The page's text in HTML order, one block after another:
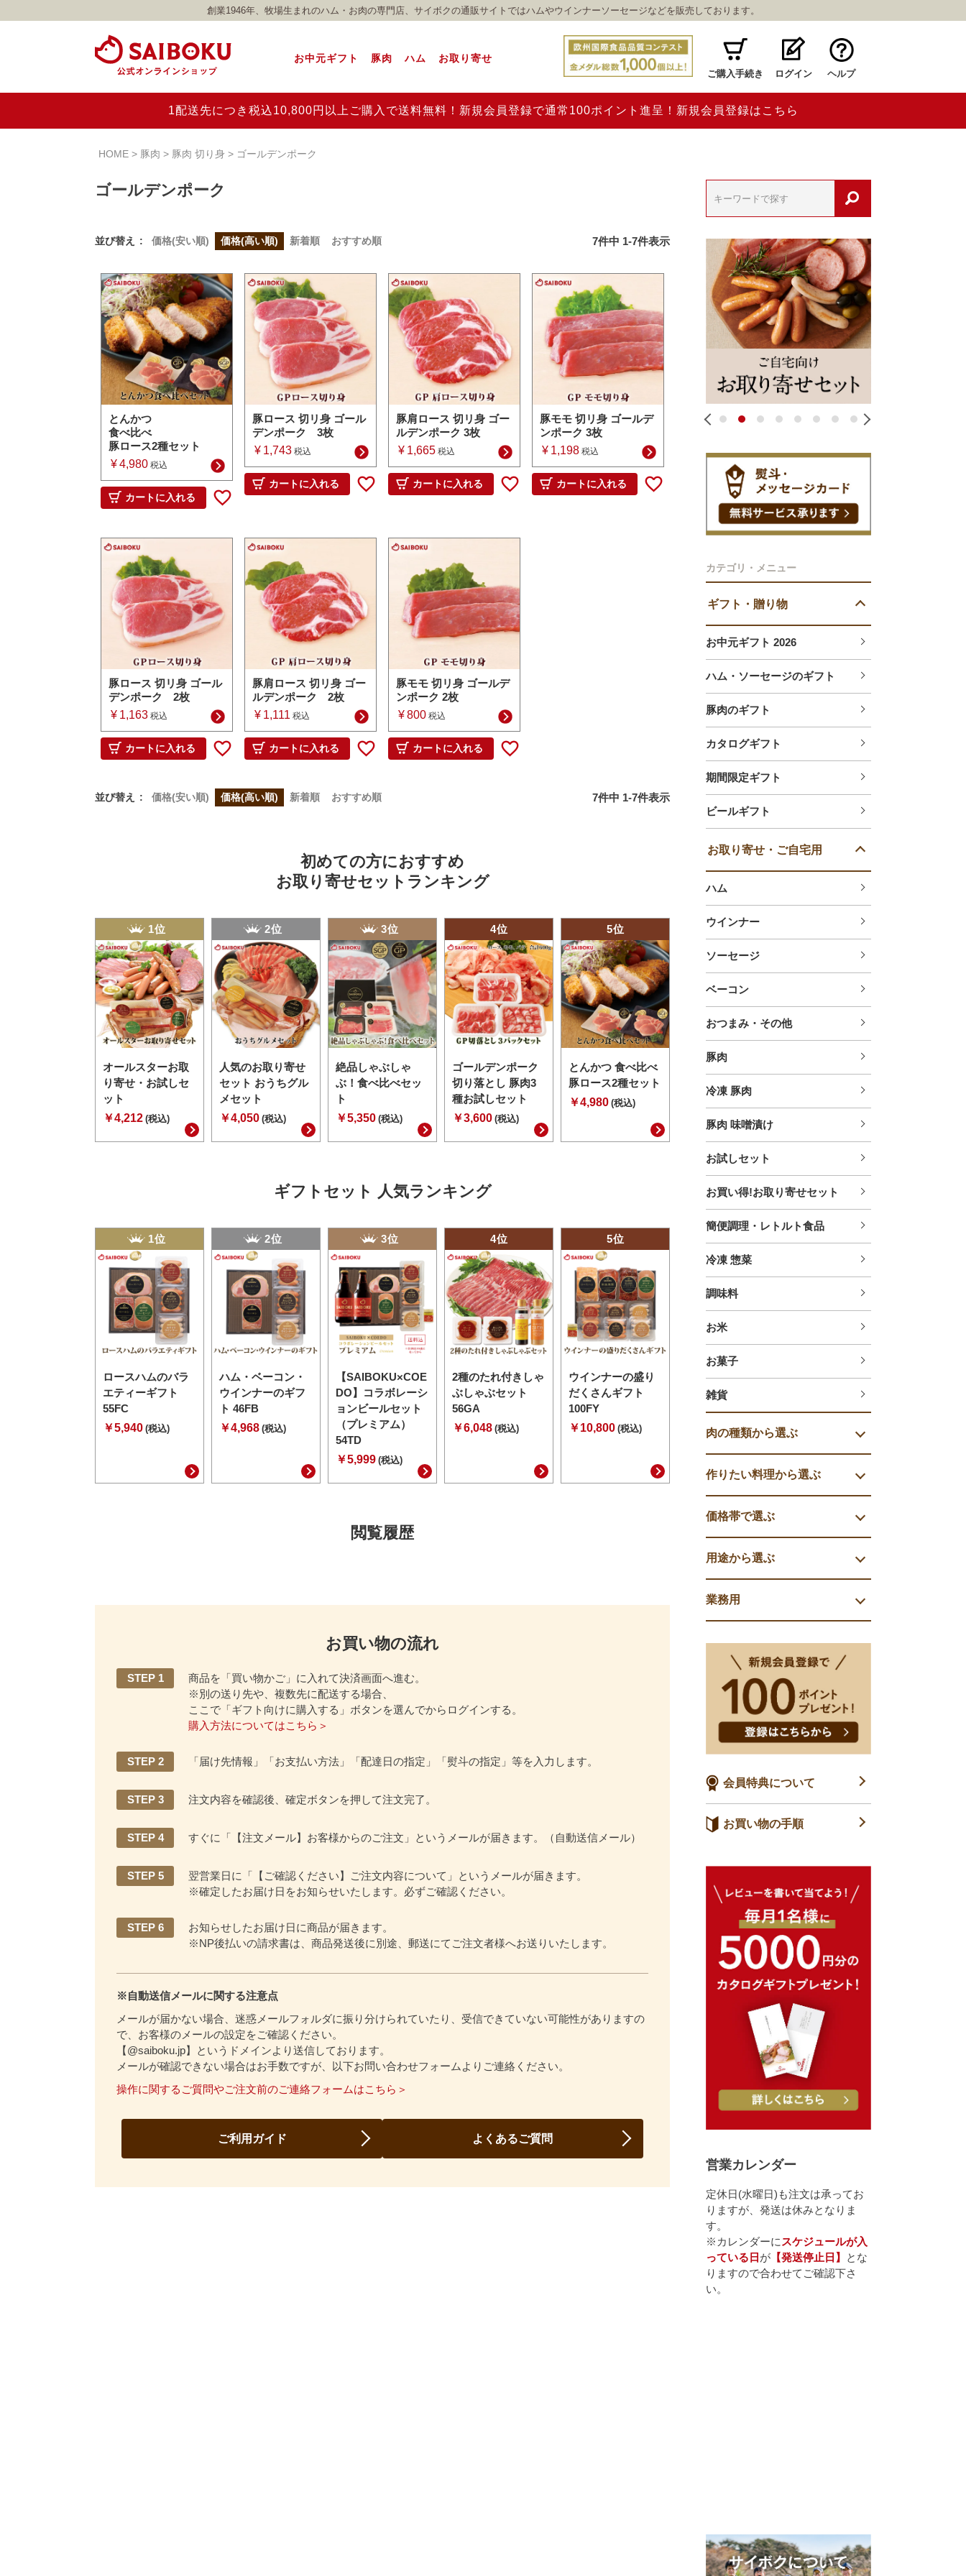
創業1946年、牧場生まれのハム・お肉の専門店、サイボクの通販サイトではハムやウインナーソーセージなどを販売しております。
お中元ギフト 豚肉 ハム お取り寄せ
ご購入手続き ログイン ヘルプ
1配送先につき税込10,800円以上ご購入で送料無料！新規会員登録で通常100ポイント進呈！新規会員登録はこちら
HOME 豚肉 豚肉 切り身 ゴールデンポーク
カテゴリ・メニュー
ギフト・贈り物
お中元ギフト 2026
ハム・ソーセージのギフト
豚肉のギフト
カタログギフト
期間限定ギフト
ビールギフト
お取り寄せ・ご自宅用
ハム
ウインナー
ソーセージ
ベーコン
おつまみ・その他
豚肉
冷凍 豚肉
豚肉 味噌漬け
お試しセット
お買い得!お取り寄せセット
簡便調理・レトルト食品
冷凍 惣菜
調味料
お米
お菓子
雑貨
肉の種類から選ぶ
作りたい料理から選ぶ
価格帯で選ぶ
用途から選ぶ
業務用
会員特典について
お買い物の手順
営業カレンダー
定休日(水曜日)も注文は承ってお
りますが、発送は休みとなりま
す。
※カレンダーに スケジュールが入
っている日 が 【発送停止日】
とな
りますので合わせてご確認下さ
い。
ゴールデンポーク
並び替え 価格(安い順) 価格(高い順) 新着順 おすすめ順 7件中 1-7件表示
とんかつ
食べ比べ
豚ロース2種セット
¥4,980 税込
カートに入れる
豚ロース 切リ身 ゴール
デンポーク 3枚
¥ 1,743 税込
カートに入れる
豚肩ロース 切リ身 ゴー
ルデンポーク 3枚
¥ 1,665 税込
カートに入れる
豚モモ 切リ身 ゴールデ
ンポーク 3枚
¥ 1,198 税込
カートに入れる
豚ロース 切リ身 ゴール
デンポーク 2枚
¥ 1,163 税込
カートに入れる
豚肩ロース 切リ身 ゴー
ルデンポーク 2枚
¥ 1,111 税込
カートに入れる
豚モモ 切リ身 ゴールデ
ンポーク 2枚
¥800 税込
カートに入れる
並び替え 価格(安い順) 価格(高い順) 新着順 おすすめ順 7件中 1-7件表示
初めての方におすすめ
お取り寄せセットランキング
1位
オールスターお取
り寄せ・お試しセ
ット
￥4,212 (税込)
2位
人気のお取り寄せ
セット おうちグル
メセット
￥4,050 (税込)
3位
絶品しゃぶしゃ
ぶ！食べ比べセッ
ト
￥5,350 (税込)
4位
ゴールデンポーク
切り落とし 豚肉3
種お試しセット
￥3,600 (税込)
5位
とんかつ 食べ比べ
豚ロース2種セット
￥4,980 (税込)
ギフトセット 人気ランキング
1位
ロースハムのバラ
エティーギフト
55FC
￥5,940 (税込)
2位
ハム・ベーコン・
ウインナーのギフ
ト 46FB
￥4,968 (税込)
3位
【SAIBOKU×COE
DO】コラボレーシ
ョンビールセット
（プレミアム）
54TD
￥5,999 (税込)
4位
2種のたれ付きしゃ
ぶしゃぶセット
56GA
￥6,048 (税込)
5位
ウインナーの盛り
だくさんギフト
100FY
￥10,800 (税込)
閲覧履歴
お買い物の流れ
STEP 1
商品を「買い物かご」に入れて決済画面へ進む。
※別の送り先や、複数先に配送する場合、
ここで「ギフト向けに購入する」ボタンを選んでからログインする。
購入方法についてはこちら＞
STEP 2 「届け先情報」「お支払い方法」「配達日の指定」「熨斗の指定」等を入力します。
STEP 3 注文内容を確認後、確定ボタンを押して注文完了。
STEP 4 すぐに「【注文メール】お客様からのご注文」というメールが届きます。（自動送信メール）
STEP 5
翌営業日に「【ご確認ください】ご注文内容について」というメールが届きます。
※確定したお届け日をお知らせいたします。必ずご確認ください。
STEP 6
お知らせしたお届け日に商品が届きます。
※NP後払いの請求書は、商品発送後に別途、郵送にてご注文者様へお送りいたします。
※自動送信メールに関する注意点
メールが届かない場合、迷惑メールフォルダに振り分けられていたり、受信できていない可能性がありますの
で、お客様のメールの設定をご確認ください。
【@saiboku.jp】というドメインより送信しております。
メールが確認できない場合はお手数ですが、以下お問い合わせフォームよりご連絡ください。
操作に関するご質問やご注文前のご連絡フォームはこちら＞
ご利用ガイド よくあるご質問